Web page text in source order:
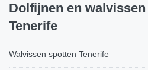
Dolfijnen en
Tenerife
Walvissen spotten Tenerife